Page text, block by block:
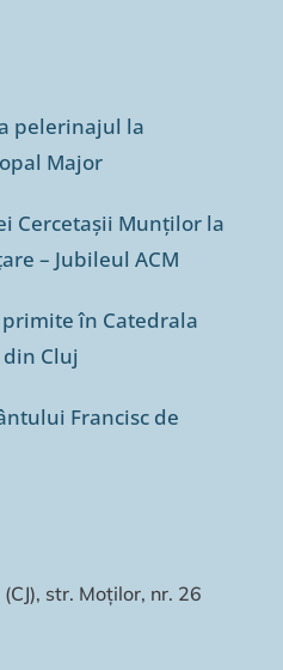
pelerinajul la
Major
Cercetașii Munților la
– Jubileul ACM
primite în Catedrala
din Cluj
Francisc de
str. Moților, nr. 26